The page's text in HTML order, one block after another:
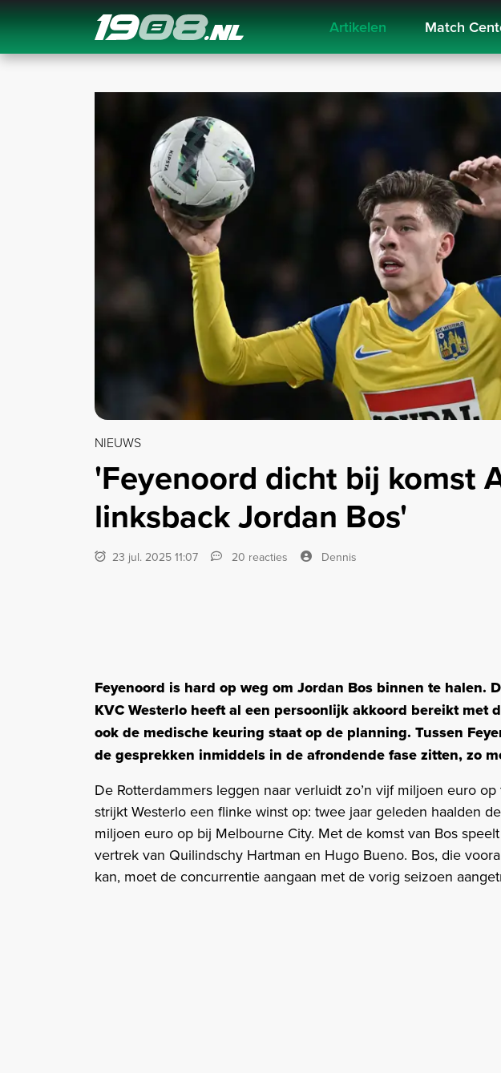
Navigation Artikelen Match
NIEUWS
'Feyenoord dicht bij komst
linksback Jordan Bos'
23 jul. 2025 11:07 20 reacties Dennis
Feyenoord is hard op weg om Jordan Bos binnen te halen.
KVC Westerlo heeft al een persoonlijk akkoord bereikt met
ook de medische keuring staat op de planning. Tussen
de gesprekken inmiddels in de afrondende fase zitten, zo
De Rotterdammers leggen naar verluidt zo’n vijf miljoen euro
strijkt Westerlo een flinke winst op: twee jaar geleden haalden
miljoen euro op bij Melbourne City. Met de komst van Bos
vertrek van Quilindschy Hartman en Hugo Bueno. Bos, die
kan, moet de concurrentie aangaan met de vorig seizoen